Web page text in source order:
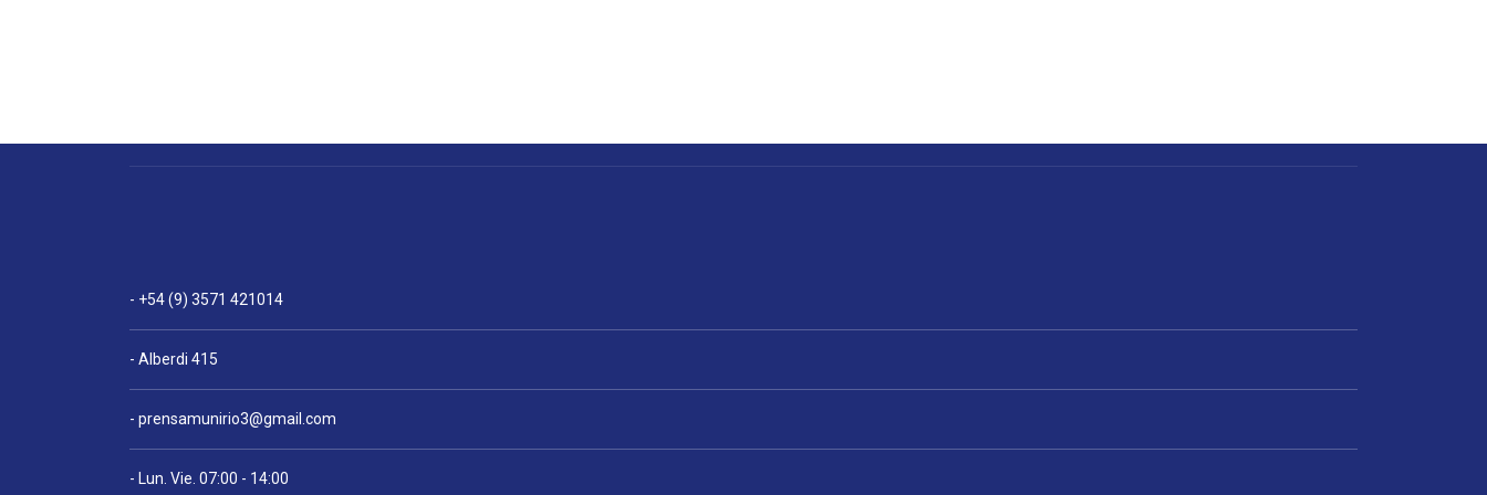
- +54 (9) 3571 421014
- Alberdi 415
- prensamunirio3@gmail.com
- Lun. Vie. 07:00 - 14:00